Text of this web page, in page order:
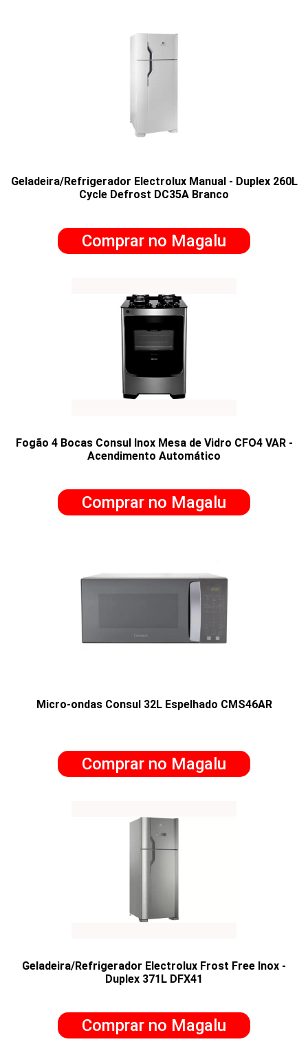
Geladeira/Refrigerador Electrolux Manual - Duplex 260L
Cycle Defrost DC35A Branco
Comprar no Magalu
Fogão 4 Bocas Consul Inox Mesa de Vidro CFO4 VAR -
Acendimento Automático
Comprar no Magalu
Micro-ondas Consul 32L Espelhado CMS46AR
Comprar no Magalu
Geladeira/Refrigerador Electrolux Frost Free Inox -
Duplex 371L DFX41
Comprar no Magalu